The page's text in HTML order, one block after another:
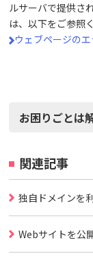
ルサーバで提供さ
は、以下をご参照
ウェブページの
お困りごとは
関連記事
独自ドメインを
Webサイトを公